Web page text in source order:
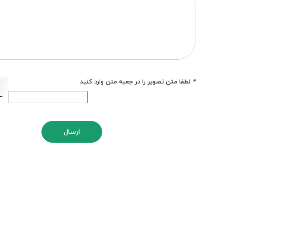
* لطفا متن تصویر را در جعبه متن وارد کنید
ارسال